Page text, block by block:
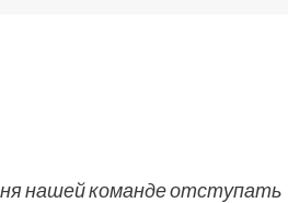
нашей команде отступать